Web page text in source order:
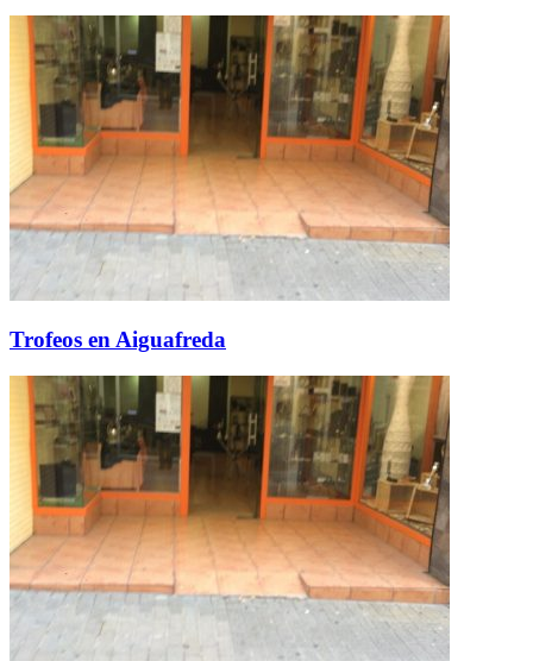
Trofeos en Aiguafreda